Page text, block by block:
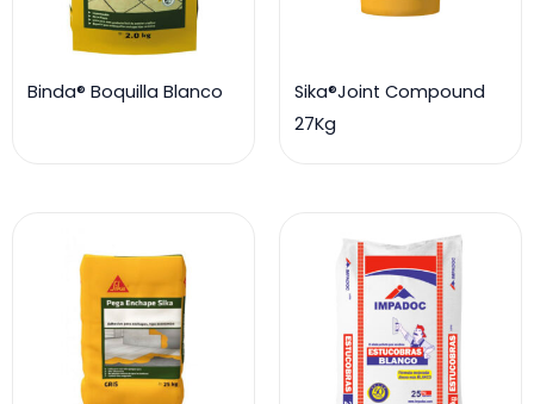
Binda® Boquilla Blanco
Sika®Joint Compound
27Kg